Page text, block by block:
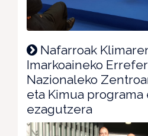
Nafarroak
Imarkoaineko
Nazionaleko
eta Kimua programa
ezagutzera